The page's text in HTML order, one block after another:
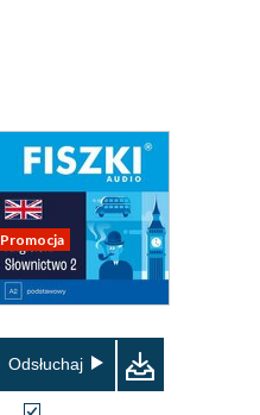
Promocja
Odsłuchaj